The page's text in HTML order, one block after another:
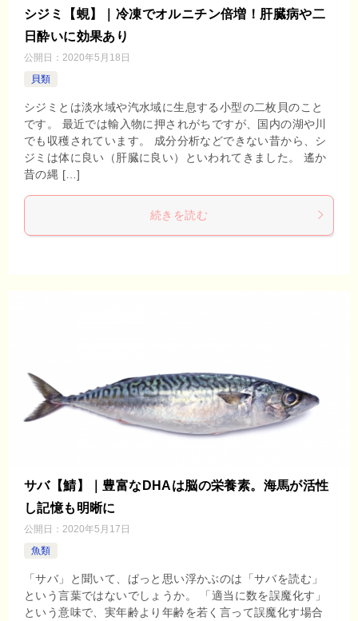
シジミ【蜆】｜冷凍でオルニチン倍増！肝臓病や二
日酔いに効果あり
公開日： 2020年5月18日
貝類
シジミとは淡水域や汽水域に生息する小型の二枚貝のこと
です。 最近では輸入物に押されがちですが、国内の湖や川
でも収穫されています。 成分分析などできない昔から、シ
ジミは体に良い（肝臓に良い）といわれてきました。 遙か
昔の縄 […]
続きを読む
サバ【鯖】｜豊富なDHAは脳の栄養素。海馬が活性
し記憶も明晰に
公開日： 2020年5月17日
魚類
「サバ」と聞いて、ぱっと思い浮かぶのは「サバを読む」
という言葉ではないでしょうか。 「適当に数を誤魔化す」
という意味で、実年齢より年齢を若く言って誤魔化す場合